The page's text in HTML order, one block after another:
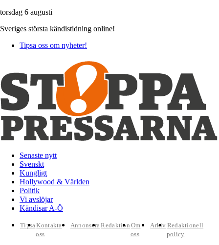
torsdag 6 augusti
Sveriges största kändistidning online!
Tipsa oss om nyheter!
Senaste nytt
Svenskt
Kungligt
Hollywood & Världen
Politik
Vi avslöjar
Kändisar A-Ö
TipsaKontakta
oss
AnnonseraRedaktion Om
oss
Arkiv Redaktionell
policy